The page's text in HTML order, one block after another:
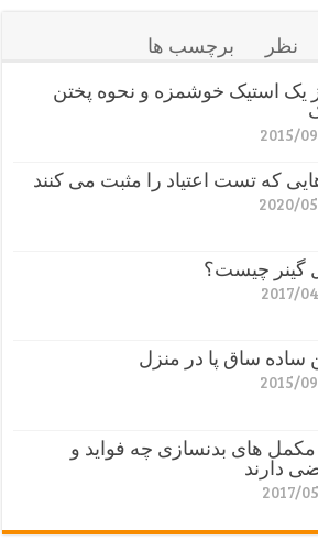
نظر
برچسب ها
راز یک استیک خوشمزه و نحوه پختن
2015/
که تست اعتیاد را مثبت می کنند
2020/
گینر چیست؟
2017/
ساده ساق پا در منزل
2015/
مکمل های بدنسازی چه فواید و
دارند
2017/